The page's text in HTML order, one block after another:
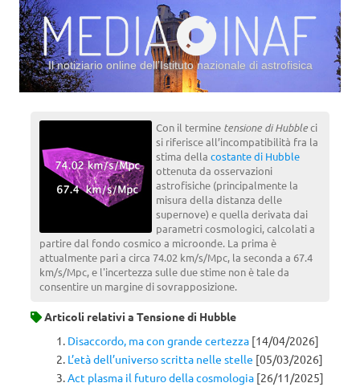
Il notiziario online dell’Istituto nazionale di astrofisica
Con il termine tensione di Hubbleci
si riferisce all’incompatibilità fra la
stima della costante di Hubble
ottenuta da osservazioni
astrofisiche (principalmente la
misura della distanza delle
supernove) e quella derivata dai
parametri cosmologici, calcolati a
partire dal fondo cosmico a microonde. La prima è
attualmente pari a circa 74.02 km/s/Mpc, la seconda a 67.4
km/s/Mpc, e l'incertezza sulle due stime non è tale da
consentire un margine di sovrapposizione.
Articoli relativi a Tensione di Hubble
Disaccordo, ma con grande certezza [14/04/2026]
L’età dell’universo scritta nelle stelle [05/03/2026]
Act plasma il futuro della cosmologia [26/11/2025]